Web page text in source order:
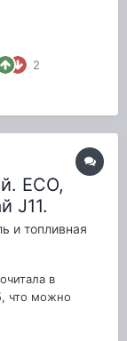
2
ECO,
J11.
и топливная
в
что можно
не